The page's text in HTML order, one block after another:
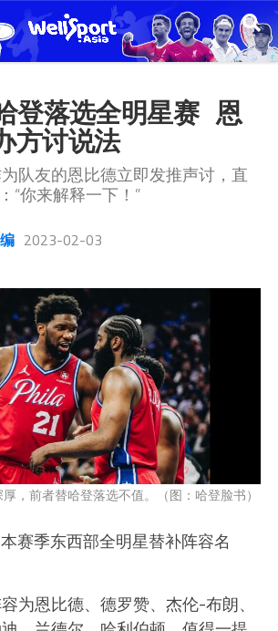
登落选全明星赛   恩
方讨说法
队友的恩比德立即发推声讨，直
“你来解释一下！”
2023-02-03
，前者替哈登落选不值。（图：哈登脸书）
赛季东西部全明星替补阵容名
为恩比德、德罗赞、杰伦-布朗、